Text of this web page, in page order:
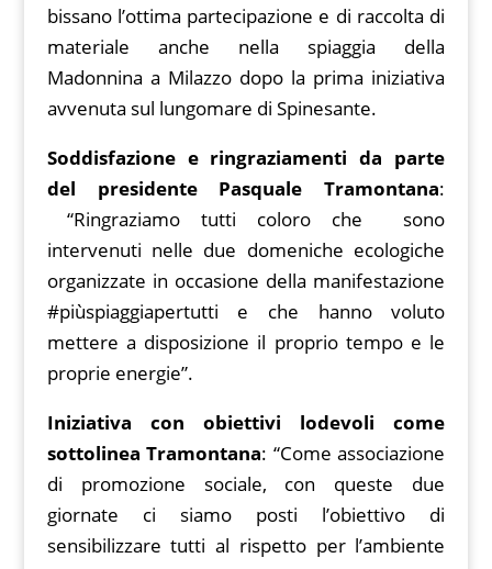
bissano l’ottima partecipazione e di raccolta di
materiale anche nella spiaggia della
Madonnina a Milazzo dopo la prima iniziativa
avvenuta sul lungomare di Spinesante.
Soddisfazione e ringraziamenti da parte
del presidente Pasquale Tramontana:
“Ringraziamo tutti coloro che sono
intervenuti nelle due domeniche ecologiche
organizzate in occasione della manifestazione
#piùspiaggiapertutti e che hanno voluto
mettere a disposizione il proprio tempo e le
proprie energie”.
Iniziativa con obiettivi lodevoli come
sottolinea Tramontana: “Come associazione
di promozione sociale, con queste due
giornate ci siamo posti l’obiettivo di
sensibilizzare tutti al rispetto per l’ambiente